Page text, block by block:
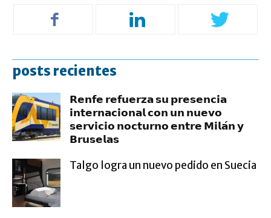
posts recientes
𝗥𝗲𝗻𝗳𝗲 𝗿𝗲𝗳𝘂𝗲𝗿𝘇𝗮 𝘀𝘂 𝗽𝗿𝗲𝘀𝗲𝗻𝗰𝗶𝗮
𝗶𝗻𝘁𝗲𝗿𝗻𝗮𝗰𝗶𝗼𝗻𝗮𝗹 𝗰𝗼𝗻 𝘂𝗻 𝗻𝘂𝗲𝘃𝗼
𝘀𝗲𝗿𝘃𝗶𝗰𝗶𝗼 𝗻𝗼𝗰𝘁𝘂𝗿𝗻𝗼 𝗲𝗻𝘁𝗿𝗲 𝗠𝗶𝗹𝗮́𝗻 𝘆
𝗕𝗿𝘂𝘀𝗲𝗹𝗮𝘀
Talgo logra un nuevo pedido en Suecia